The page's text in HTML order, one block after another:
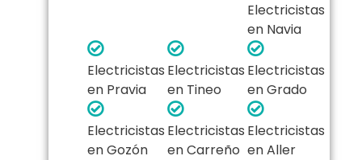
Electricistas
en Navia
Electricistas
en Pravia
Electricistas
en Tineo
Electricistas
en Grado
Electricistas
en Gozón
Electricistas
en Carreño
Electricistas
en Aller